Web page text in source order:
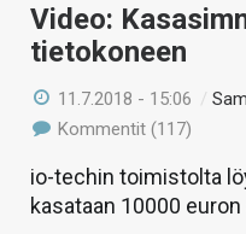
Video:
tietokoneen
11.7.2018 - 15:06 /
Kommentit (117)
io-techin toimistolta
kasataan 10000